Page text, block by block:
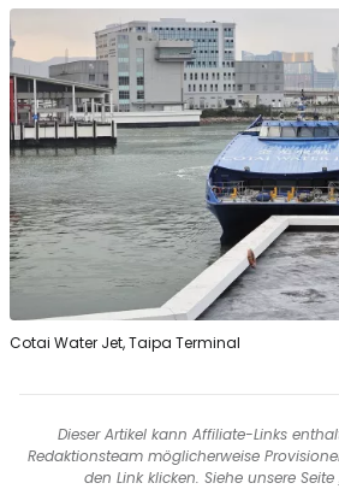
Cotai Water Jet, Taipa Terminal
Dieser Artikel kann Affiliate-Links
Redaktionsteam möglicherweise
den Link klicken. Siehe unsere Seite